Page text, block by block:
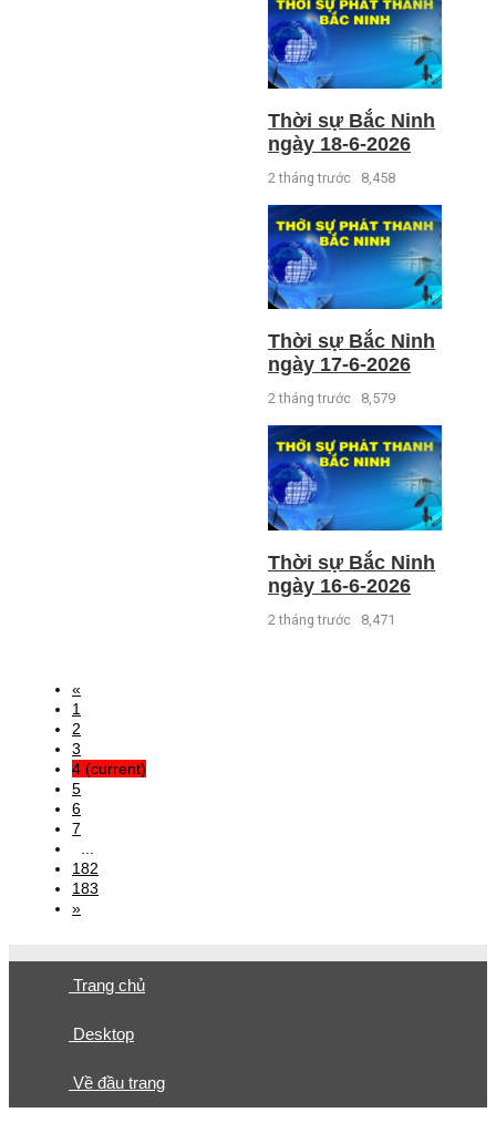
Thời sự Bắc Ninh
ngày 18-6-2026
2 tháng trước 8,458
Thời sự Bắc Ninh
ngày 17-6-2026
2 tháng trước 8,579
Thời sự Bắc Ninh
ngày 16-6-2026
2 tháng trước 8,471
«
1
2
3
4 (current)
5
6
7
182
183
»
Trang chủ
Desktop
Về đầu trang